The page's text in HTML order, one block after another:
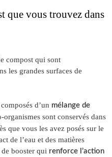
que vous trouvez dans
compost qui sont
les grandes surfaces de
d’un mélange de
organismes sont conservés dans
que vous les avez posés sur le
de l’eau et des matières
booster qui renforce l’action